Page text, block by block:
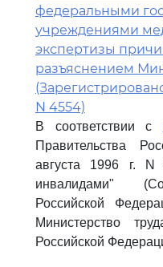
федеральными
учреждениями
экспертизы
разъяснением
N 4554)
В соответствии с
Правительства
августа 1996 г.
инвалидами"
Российской
Министерство
Российской